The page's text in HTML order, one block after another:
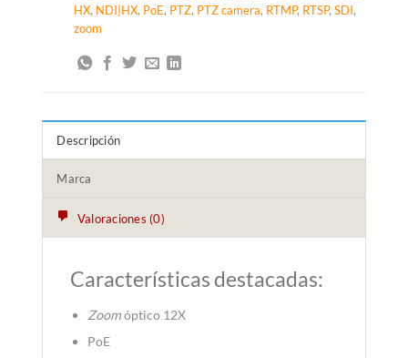
HX, NDI|HX, PoE, PTZ, PTZ camera, RTMP, RTSP,SDI,
zoom
Descripción
Marca
Valoraciones (0)
Características destacadas:
Zoomóptico 12X
PoE